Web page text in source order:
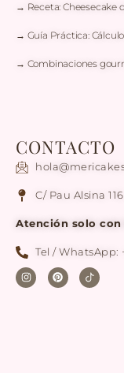
→ Receta: Cheesecake
→ Guía Práctica:
→ Combinaciones
CONTACTO
C/ Pau Alsina
Atención solo con
Tel / WhatsApp: